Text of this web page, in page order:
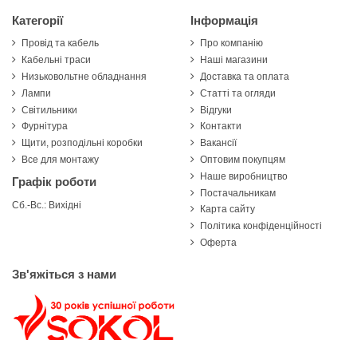
Категорії
Провід та кабель
Кабельні траси
Низьковольтне обладнання
Лампи
Світильники
Фурнітура
Щити, розподільні коробки
Все для монтажу
Графік роботи
Сб.-Вс.: Вихідні
Інформація
Про компанію
Наші магазини
Доставка та оплата
Статті та огляди
Відгуки
Контакти
Вакансії
Оптовим покупцям
Наше виробництво
Постачальникам
Карта сайту
Політика конфіденційності
Оферта
Зв'яжіться з нами